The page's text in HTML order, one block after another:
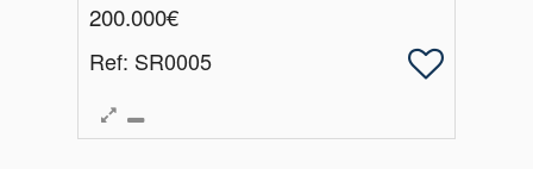
200.000€
Ref: SR0005